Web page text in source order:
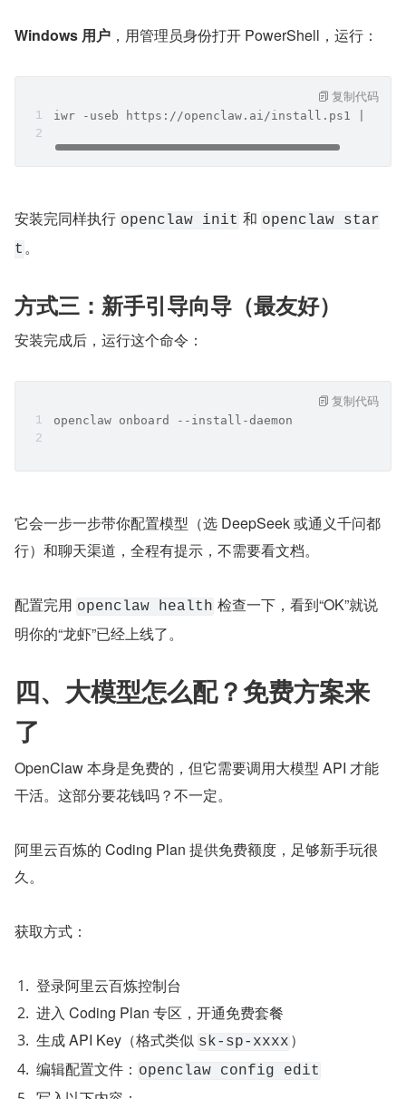
Windows 用户 ，用管理员身份打开 PowerShell，运行：
iwr -useb https://openclaw.ai/install.ps1 | iex
复制代码
安装完同样执行 openclaw init 和 openclaw star
t 。
方式三：新手引导向导（最友好）
安装完成后，运行这个命令：
openclaw onboard --install-daemon
复制代码
它会一步一步带你配置模型（选 DeepSeek 或通义千问都
行）和聊天渠道，全程有提示，不需要看文档。
配置完用 openclaw health 检查一下，看到“OK”就说
明你的“龙虾”已经上线了。
四、大模型怎么配？免费方案来
了
OpenClaw 本身是免费的，但它需要调用大模型 API 才能
干活。这部分要花钱吗？不一定。
阿里云百炼的 Coding Plan 提供免费额度，足够新手玩很
久。
获取方式：
登录阿里云百炼控制台
进入 Coding Plan 专区，开通免费套餐
生成 API Key（格式类似 sk-sp-xxxx ）
编辑配置文件： openclaw config edit